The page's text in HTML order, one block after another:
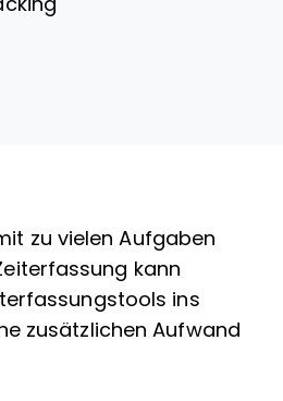
zu vielen Aufgaben
kann
ins
zusätzlichen Aufwand